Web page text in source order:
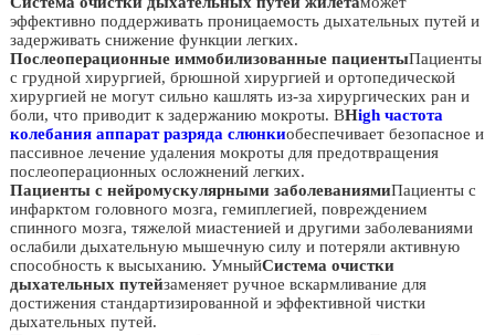
эффективно поддерживать проницаемость дыхательных путей и
задерживать снижение функции легких.
Послеоперационные иммобилизованные пациентыПациенты
с грудной хирургией, брюшной хирургией и ортопедической
хирургией не могут сильно кашлять из-за хирургических ран и
боли, что приводит к задержанию мокроты. ВHigh частота
колебания аппарат разряда слюнкиобеспечивает безопасное и
пассивное лечение удаления мокроты для предотвращения
послеоперационных осложнений легких.
Пациенты с нейромускулярными заболеваниямиПациенты с
инфарктом головного мозга, гемиплегией, повреждением
спинного мозга, тяжелой миастенией и другими заболеваниями
ослабили дыхательную мышечную силу и потеряли активную
способность к высыханию. УмныйСистема очистки
дыхательных путейзаменяет ручное вскармливание для
достижения стандартизированной и эффективной чистки
дыхательных путей.